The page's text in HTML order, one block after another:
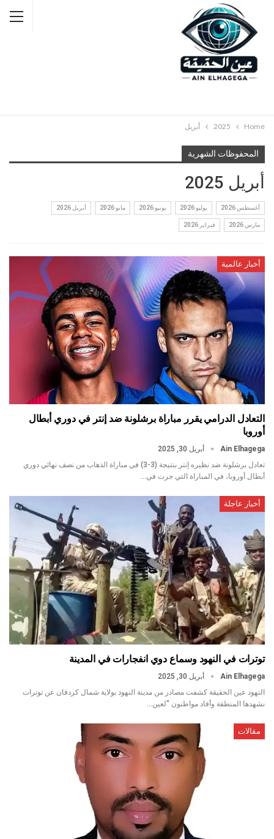
Home
2025 أبريل
المحفوظات الشهرية
أبريل 2025
أغسطس 2026 يوليو 2026 يونيو 2026 مايو 2026 أبريل 2026
مارس 2026 فبراير 2026
أخبار عالمية
التعادل الدرامي يقرر مباراة برشلونة ضد إنتر في دوري أبطال
أوروبا
Ain Elhagega
أبريل 30, 2025
تعادل برشلونة ضد نظيره إنتر بنتيجة (3-3) في مباراة الذهاب من نصف نهائي دوري
أبطال أوروبا، في المباراة التي جرت في…
أخبار عاجلة
توترات في النهود وسماع دوي انفجارات في المدينة
Ain Elhagega
أبريل 30, 2025
النهود عين الحقيقة كشفت مصادر من مدينة النهود بولاية شمال كردفان عن توترات
نشهدها المنطقة وأفاد مواطنون "لعين…
مقالات